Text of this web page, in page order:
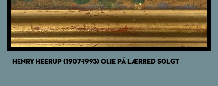
HENRY HEERUP (1907-1993) OLIE PÅ LÆRRED SOLGT